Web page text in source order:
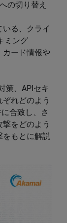
の切り替え
いる、クライ
ミング
カード情報や
策、APIセキ
れどのよう
合致し、さ
をどのよう
もとに解説